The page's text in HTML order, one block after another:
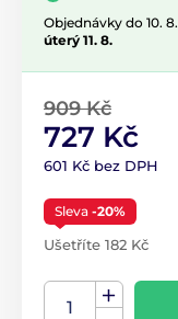
Objednávky do 10.
úterý 11. 8.
909 Kč
727 Kč
601 Kč bez DPH
Sleva -20%
Ušetříte 182 Kč